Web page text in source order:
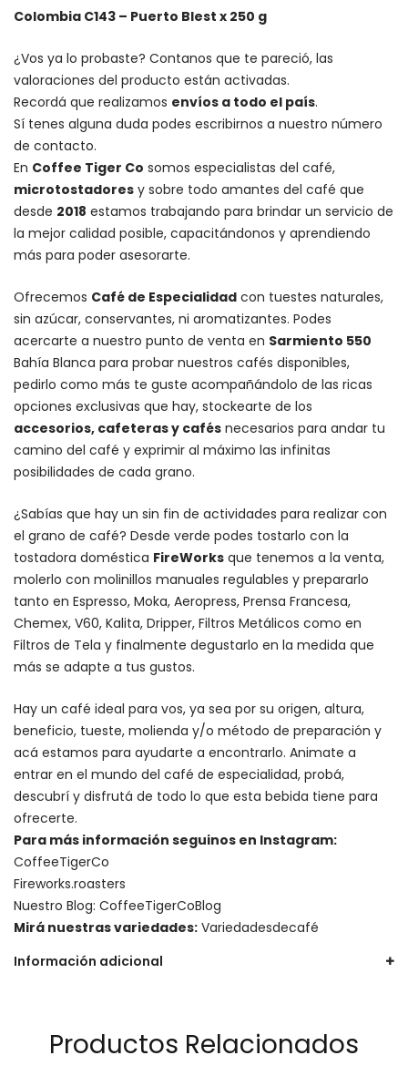
Colombia C143 – Puerto Blest x 250 g
¿Vos ya lo probaste? Contanos que te pareció, las
valoraciones del producto están activadas.
Recordá que realizamos envíos a todo el país.
Sí tenes alguna duda podes escribirnos a nuestro número
de contacto.
En Coffee Tiger Co somos especialistas del café,
microtostadores y sobre todo amantes del café que
desde 2018 estamos trabajando para brindar un servicio de
la mejor calidad posible, capacitándonos y aprendiendo
más para poder asesorarte.
Ofrecemos Café de Especialidad con tuestes naturales,
sin azúcar, conservantes, ni aromatizantes. Podes
acercarte a nuestro punto de venta en Sarmiento 550
Bahía Blanca para probar nuestros cafés disponibles,
pedirlo como más te guste acompañándolo de las ricas
opciones exclusivas que hay, stockearte de los
accesorios, cafeteras y cafés necesarios para andar tu
camino del café y exprimir al máximo las infinitas
posibilidades de cada grano.
¿Sabías que hay un sin fin de actividades para realizar con
el grano de café? Desde verde podes tostarlo con la
tostadora doméstica FireWorks que tenemos a la venta,
molerlo con molinillos manuales regulables y prepararlo
tanto en Espresso, Moka, Aeropress, Prensa Francesa,
Chemex, V60, Kalita, Dripper, Filtros Metálicos como en
Filtros de Tela y finalmente degustarlo en la medida que
más se adapte a tus gustos.
Hay un café ideal para vos, ya sea por su origen, altura,
beneficio, tueste, molienda y/o método de preparación y
acá estamos para ayudarte a encontrarlo. Animate a
entrar en el mundo del café de especialidad, probá,
descubrí y disfrutá de todo lo que esta bebida tiene para
ofrecerte.
Para más información seguinos en Instagram:
CoffeeTigerCo
Fireworks.roasters
Nuestro Blog: CoffeeTigerCoBlog
Mirá nuestras variedades: Variedadesdecafé
Información adicional
Productos Relacionados